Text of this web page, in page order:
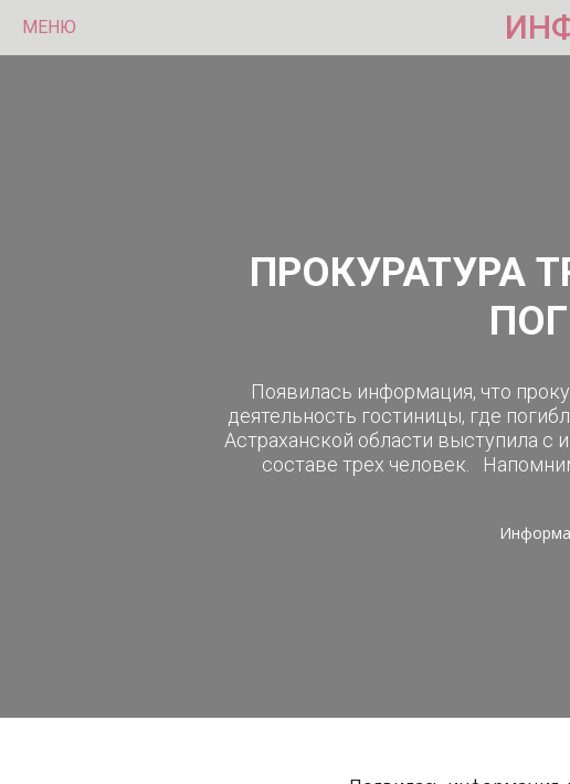
МЕНЮ
ПРОКУРАТУРА
Появилась информация, что
деятельность гостиницы, где
Астраханской области выступила с
составе трех человек.